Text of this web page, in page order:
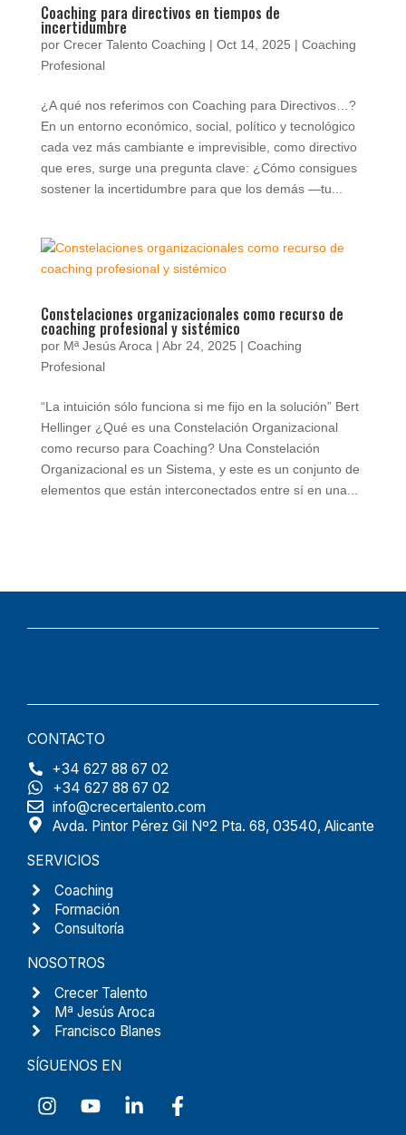
Coaching para directivos en tiempos de
incertidumbre
por Crecer Talento Coaching | Oct 14, 2025 | Coaching
Profesional
¿A qué nos referimos con Coaching para Directivos…?
En un entorno económico, social, político y tecnológico
cada vez más cambiante e imprevisible, como directivo
que eres, surge una pregunta clave: ¿Cómo consigues
sostener la incertidumbre para que los demás —tu...
Constelaciones organizacionales como recurso de
coaching profesional y sistémico
por Mª Jesús Aroca | Abr 24, 2025 | Coaching
Profesional
“La intuición sólo funciona si me fijo en la solución” Bert
Hellinger ¿Qué es una Constelación Organizacional
como recurso para Coaching? Una Constelación
Organizacional es un Sistema, y este es un conjunto de
elementos que están interconectados entre sí en una...
CONTACTO
+34 627 88 67 02
+34 627 88 67 02
info@crecertalento.com
Avda. Pintor Pérez Gil Nº2 Pta. 68, 03540, Alicante
SERVICIOS
Coaching
Formación
Consultoría
NOSOTROS
Crecer Talento
Mª Jesús Aroca
Francisco Blanes
SÍGUENOS EN